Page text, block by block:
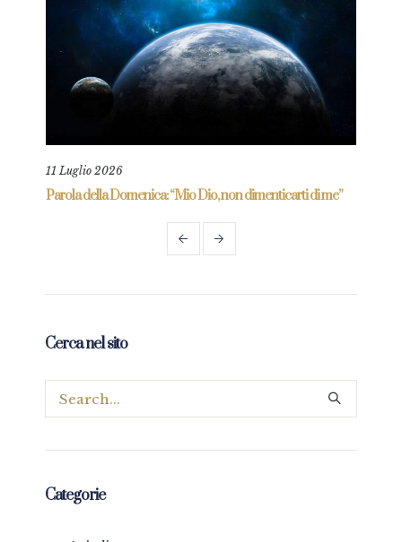
11 Luglio 2026
Parola della Domenica: “Mio Dio, non dimenticarti di me”
Cerca nel sito
Categorie